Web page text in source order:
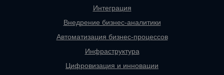
Интеграция
Внедрение бизнес-аналитики
Автоматизация бизнес-процессов
Инфраструктура
Цифровизация и инновации